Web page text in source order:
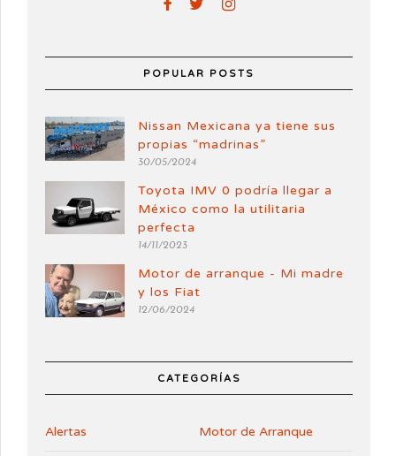
POPULAR POSTS
Nissan Mexicana ya tiene sus
propias “madrinas”
30/05/2024
Toyota IMV 0 podría llegar a
México como la utilitaria
perfecta
14/11/2023
Motor de arranque - Mi madre
y los Fiat
12/06/2024
CATEGORÍAS
Alertas Motor de Arranque